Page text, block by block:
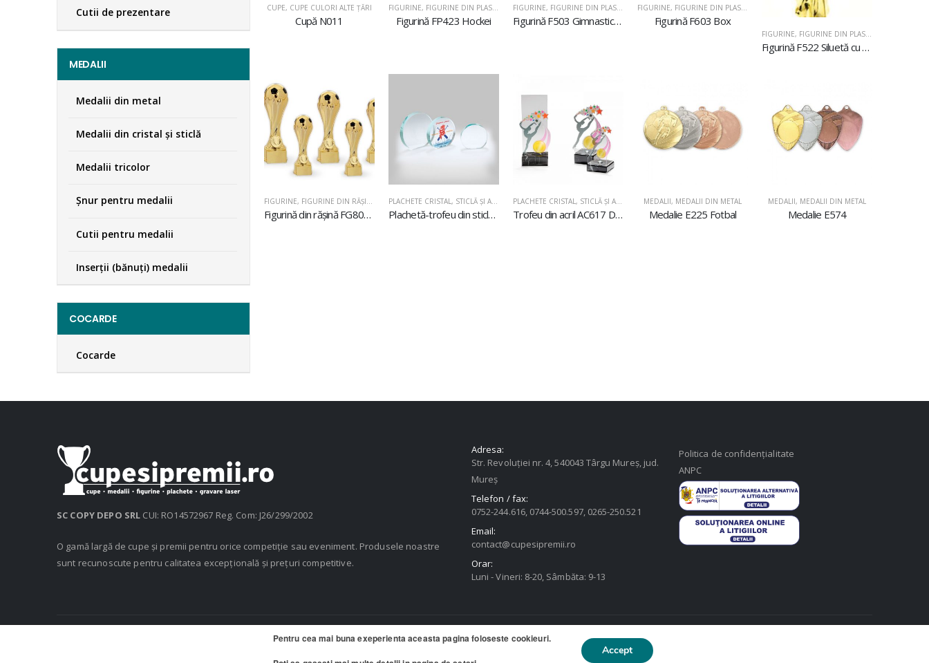
CUPE, CUPE CULORI ALTE ȚĂRI
Cupă N011
FIGURINE, FIGURINE DIN PLASTIC
Figurină FP423 Hockei
FIGURINE, FIGURINE DIN PLASTIC
Figurină F503 Gimnastică ritmică
FIGURINE, FIGURINE DIN PLASTIC
Figurină F603 Box
FIGURINE, FIGURINE DIN PLASTIC
Figurină F522 Siluetă cu stea
FIGURINE, FIGURINE DIN RĂŞINĂ
Figurină din rășină FG801 Fotbal
PLACHETE DIN STICLĂ
Plachetă-trofeu din sticlă U611
PLACHETE DIN ACRIL
Trofeu din acril AC617 Dans
MEDALII, MEDALII DIN METAL
Medalie E225 Fotbal
MEDALII, MEDALII DIN METAL
Medalie E574
Cutii de prezentare
MEDALII
Medalii din metal
Medalii din cristal şi sticlă
Medalii tricolor
Şnur pentru medalii
Cutii pentru medalii
Inserţii (bănuţi) medalii
COCARDE
Cocarde
SC COPY DEPO SRL CUI: RO14572967 Reg. Com: J26/299/2002
O gamă largă de cupe și premii pentru orice competiție sau eveniment. Produsele noastre
sunt recunoscute pentru calitatea excepțională și prețuri competitive.
Adresa:
Str. Revoluției nr. 4, 540043 Târgu Mureș, jud.
Mureș
Telefon / fax:
0752-244.616, 0744-500.597, 0265-250.521
Email:
contact@cupesipremii.ro
Orar:
Luni - Vineri: 8-20, Sâmbăta: 9-13
Politica de confidențialitate
ANPC
Pentru cea mai buna exeperienta aceasta pagina foloseste cookieuri.
Accept